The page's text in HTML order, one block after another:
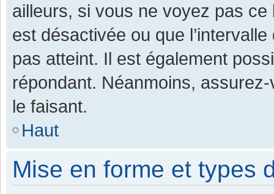
ailleurs, si vous ne voyez pas
est désactivée ou que
pas atteint. Il est également
répondant. Néanmoins,
le faisant.
Haut
Mise en forme et types